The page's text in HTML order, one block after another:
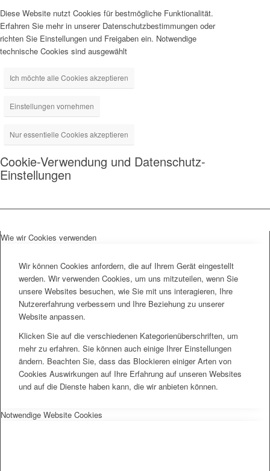
Diese Website nutzt Cookies für bestmögliche Funktionalität.
Erfahren Sie mehr in unserer Datenschutzbestimmungen oder
richten Sie Einstellungen und Freigaben ein. Notwendige
technische Cookies sind ausgewählt
Ich möchte alle Cookies akzeptieren
Einstellungen vornehmen
Nur essentielle Cookies akzeptieren
Cookie-Verwendung und Datenschutz-
Einstellungen
Wie wir Cookies verwenden
Wir können Cookies anfordern, die auf Ihrem Gerät eingestellt
werden. Wir verwenden Cookies, um uns mitzuteilen, wenn Sie
unsere Websites besuchen, wie Sie mit uns interagieren, Ihre
Nutzererfahrung verbessern und Ihre Beziehung zu unserer
Website anpassen.
Klicken Sie auf die verschiedenen Kategorienüberschriften, um
mehr zu erfahren. Sie können auch einige Ihrer Einstellungen
ändern. Beachten Sie, dass das Blockieren einiger Arten von
Cookies Auswirkungen auf Ihre Erfahrung auf unseren Websites
und auf die Dienste haben kann, die wir anbieten können.
Notwendige Website Cookies